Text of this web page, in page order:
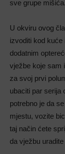
sve grupe mišića.
U okviru ovog
izvoditi kod kuće
dodatnim
vježbe koje sam
za svoj prvi
ubaciti par serija
potrebno je da
mjestu, vozite
taj način ćete
da vježbu